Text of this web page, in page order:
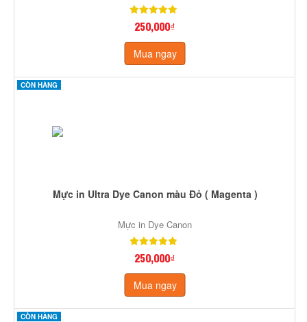
250,000₫
Mua ngay
CÒN HÀNG
Mực in Ultra Dye Canon màu Đỏ ( Magenta )
Mực in Dye Canon
250,000₫
Mua ngay
CÒN HÀNG